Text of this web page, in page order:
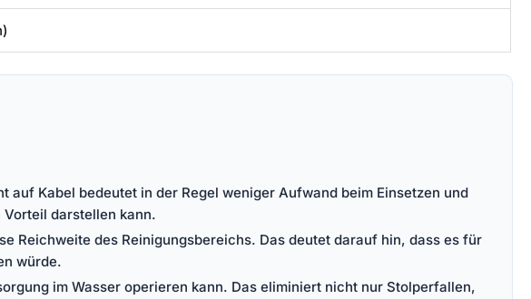
Kabel bedeutet in der Regel weniger Aufwand beim Einsetzen und
darstellen kann.
Reichweite des Reinigungsbereichs. Das deutet darauf hin, dass es für
würde.
im Wasser operieren kann. Das eliminiert nicht nur Stolperfallen,